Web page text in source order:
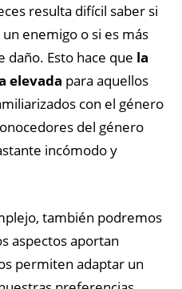
resulta difícil saber si
enemigo o si es más
Esto hace que la
elevada para aquellos
con el género
del género
incómodo y
también podremos
aspectos aportan
permiten adaptar un